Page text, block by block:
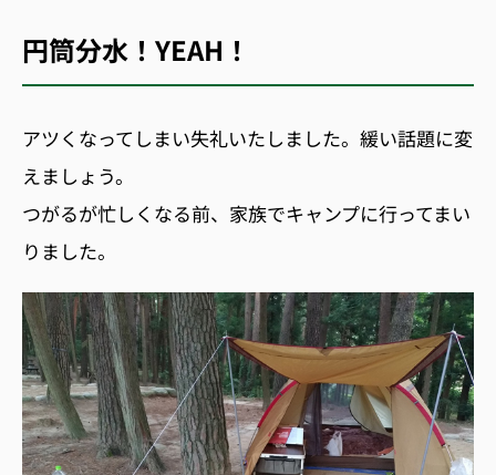
円筒分水！YEAH！
アツくなってしまい失礼いたしました。緩い話題に変
えましょう。
つがるが忙しくなる前、家族でキャンプに行ってまい
りました。